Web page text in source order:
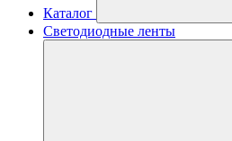
Каталог
Светодиодные ленты